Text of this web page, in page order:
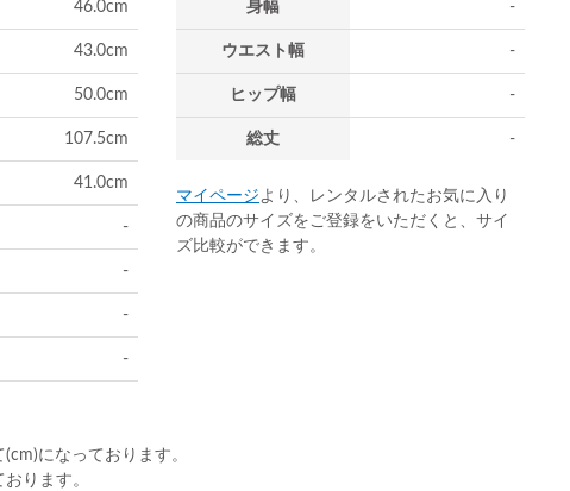
46.0cm
43.0cm
50.0cm
107.5cm
41.0cm
-
-
-
-
身幅 -
ウエスト幅 -
ヒップ幅 -
総丈 -
マイページより、レンタルされたお気に入り
の商品のサイズをご登録をいただくと、サイ
ズ比較ができます。
になっております。
ります。